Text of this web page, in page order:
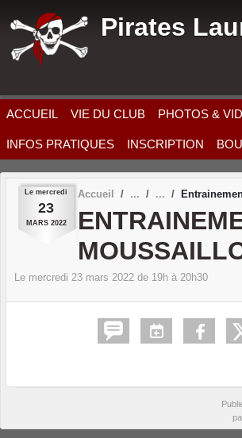
Pirates
ACCUEIL VIE DU CLUB PHOTOS &
INFOS PRATIQUES INSCRIPTION
Le mercredi
23
MARS 2022
Accueil
Le mercredi 23 mars 2022 de 19h à 20h30